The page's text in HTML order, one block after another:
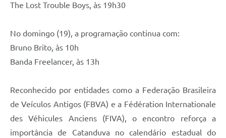
The Lost Trouble Boys, às 19h30
No domingo (19), a programação continua com:
Bruno Brito, às 10h
Banda Freelancer, às 13h
Reconhecido por entidades como a Federação Brasileira
de Veículos Antigos (FBVA) e a Fédération Internationale
des Véhicules Anciens (FIVA), o encontro reforça a
importância de Catanduva no calendário estadual do